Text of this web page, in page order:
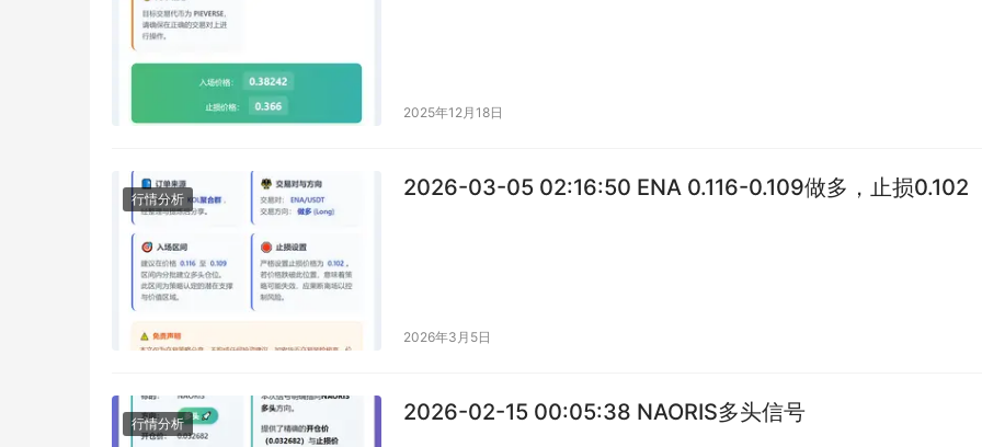
2025年12月18日
行情分析 2026-03-05 02:16:50 ENA 0.116-0.109做多，止损0.102
2026年3月5日
行情分析 2026-02-15 00:05:38 NAORIS多头信号